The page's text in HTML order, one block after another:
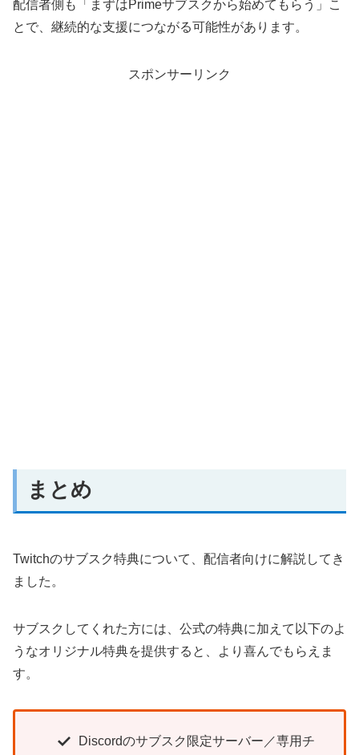
配信者側も「まずはPrimeサブスクから始めてもらう」こ
とで、継続的な支援につながる可能性があります。
スポンサーリンク
まとめ
Twitchのサブスク特典について、配信者向けに解説してき
ました。
サブスクしてくれた方には、公式の特典に加えて以下のよ
うなオリジナル特典を提供すると、より喜んでもらえま
す。
Discordのサブスク限定サーバー／専用チ